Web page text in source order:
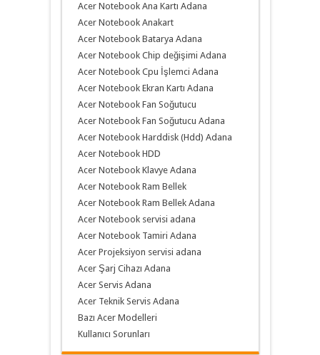
Acer Notebook Ana Kartı Adana
Acer Notebook Anakart
Acer Notebook Batarya Adana
Acer Notebook Chip değişimi Adana
Acer Notebook Cpu İşlemci Adana
Acer Notebook Ekran Kartı Adana
Acer Notebook Fan Soğutucu
Acer Notebook Fan Soğutucu Adana
Acer Notebook Harddisk (Hdd) Adana
Acer Notebook HDD
Acer Notebook Klavye Adana
Acer Notebook Ram Bellek
Acer Notebook Ram Bellek Adana
Acer Notebook servisi adana
Acer Notebook Tamiri Adana
Acer Projeksiyon servisi adana
Acer Şarj Cihazı Adana
Acer Servis Adana
Acer Teknik Servis Adana
Bazı Acer Modelleri
Kullanıcı Sorunları